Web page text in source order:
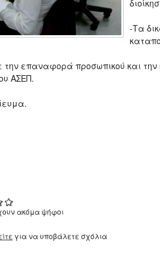
-Τα
επαναφορά προσωπικού και την
ΑΣΕΠ.
ακόμα ψήφοι
για να υποβάλετε σχόλια